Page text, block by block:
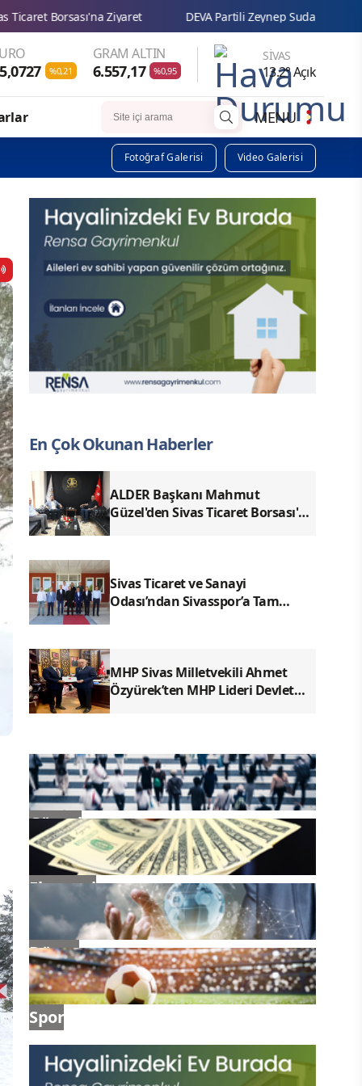
DEVA Partili Zeynep Sudan: “Çocukların eğitim hakkı ailelerin
%0,21
GRAM ALTIN
6.557,17 %0,95
SIVAS
13.2° Açık
MENU
Fotoğraf Galerisi Video Galerisi
En Çok Okunan Haberler
ALDER Başkanı Mahmut
Güzel'den Sivas Ticaret Borsası'na
Sivas Ticaret ve Sanayi
Odası’ndan Sivasspor’a Tam
MHP Sivas Milletvekili Ahmet
Özyürek’ten MHP Lideri Devlet
Güncel
Ekonomi
Dünya
Spor